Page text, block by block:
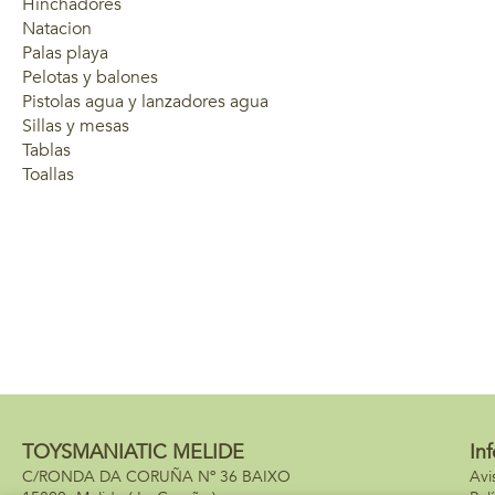
Natacion
Palas playa
Pelotas y balones
Pistolas agua y lanzadores agua
Sillas y mesas
Tablas
Toallas
TOYSMANIATIC MELIDE
C/RONDA DA CORUÑA Nº 36 BAIXO